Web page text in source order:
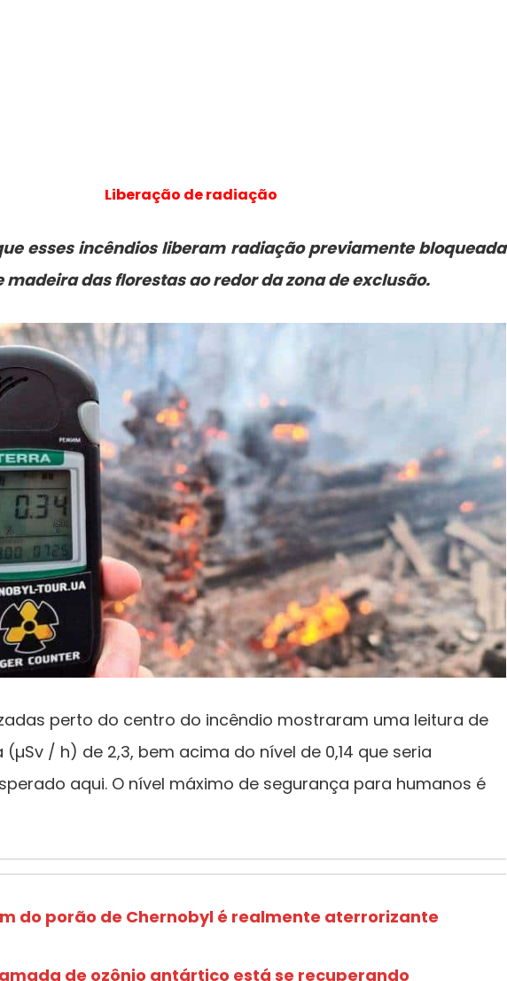
Liberação de radiação
esses incêndios liberam radiação previamente bloqueada
madeira das florestas ao redor da zona de exclusão.
perto do centro do incêndio mostraram uma leitura de
(µSv / h) de 2,3, bem acima do nível de 0,14 que seria
aqui. O nível máximo de segurança para humanos é
do porão de Chernobyl é realmente aterrorizante
de ozônio antártico está se recuperando